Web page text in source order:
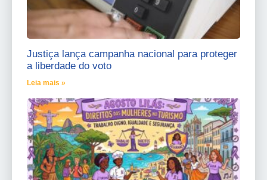
Justiça lança campanha nacional para proteger
a liberdade do voto
Leia mais »